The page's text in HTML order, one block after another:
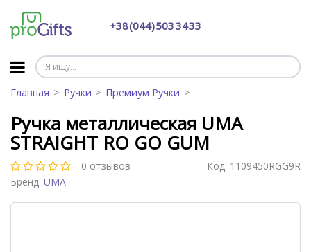
+38 (044) 503 34 33
Главная Ручки Премиум Ручки
Ручка металлическая UMA
STRAIGHT RO GO GUM
0 отзывов
Бренд: UMA
Код: 1109450RGG9R